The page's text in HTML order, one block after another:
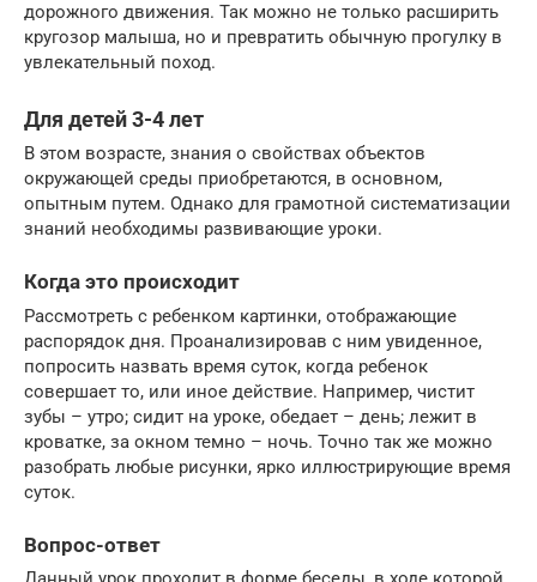
дорожного движения. Так можно не только расширить
кругозор малыша, но и превратить обычную прогулку в
увлекательный поход.
Для детей 3-4 лет
В этом возрасте, знания о свойствах объектов
окружающей среды приобретаются, в основном,
опытным путем. Однако для грамотной систематизации
знаний необходимы развивающие уроки.
Когда это происходит
Рассмотреть с ребенком картинки, отображающие
распорядок дня. Проанализировав с ним увиденное,
попросить назвать время суток, когда ребенок
совершает то, или иное действие. Например, чистит
зубы – утро; сидит на уроке, обедает – день; лежит в
кроватке, за окном темно – ночь. Точно так же можно
разобрать любые рисунки, ярко иллюстрирующие время
суток.
Вопрос-ответ